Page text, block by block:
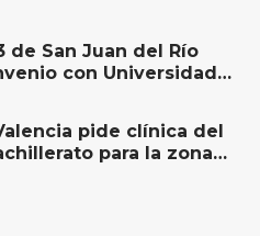
de San Juan del Río
con Universidad
Bajío para recibir
pide clínica del
para la zona
San Juan del Río